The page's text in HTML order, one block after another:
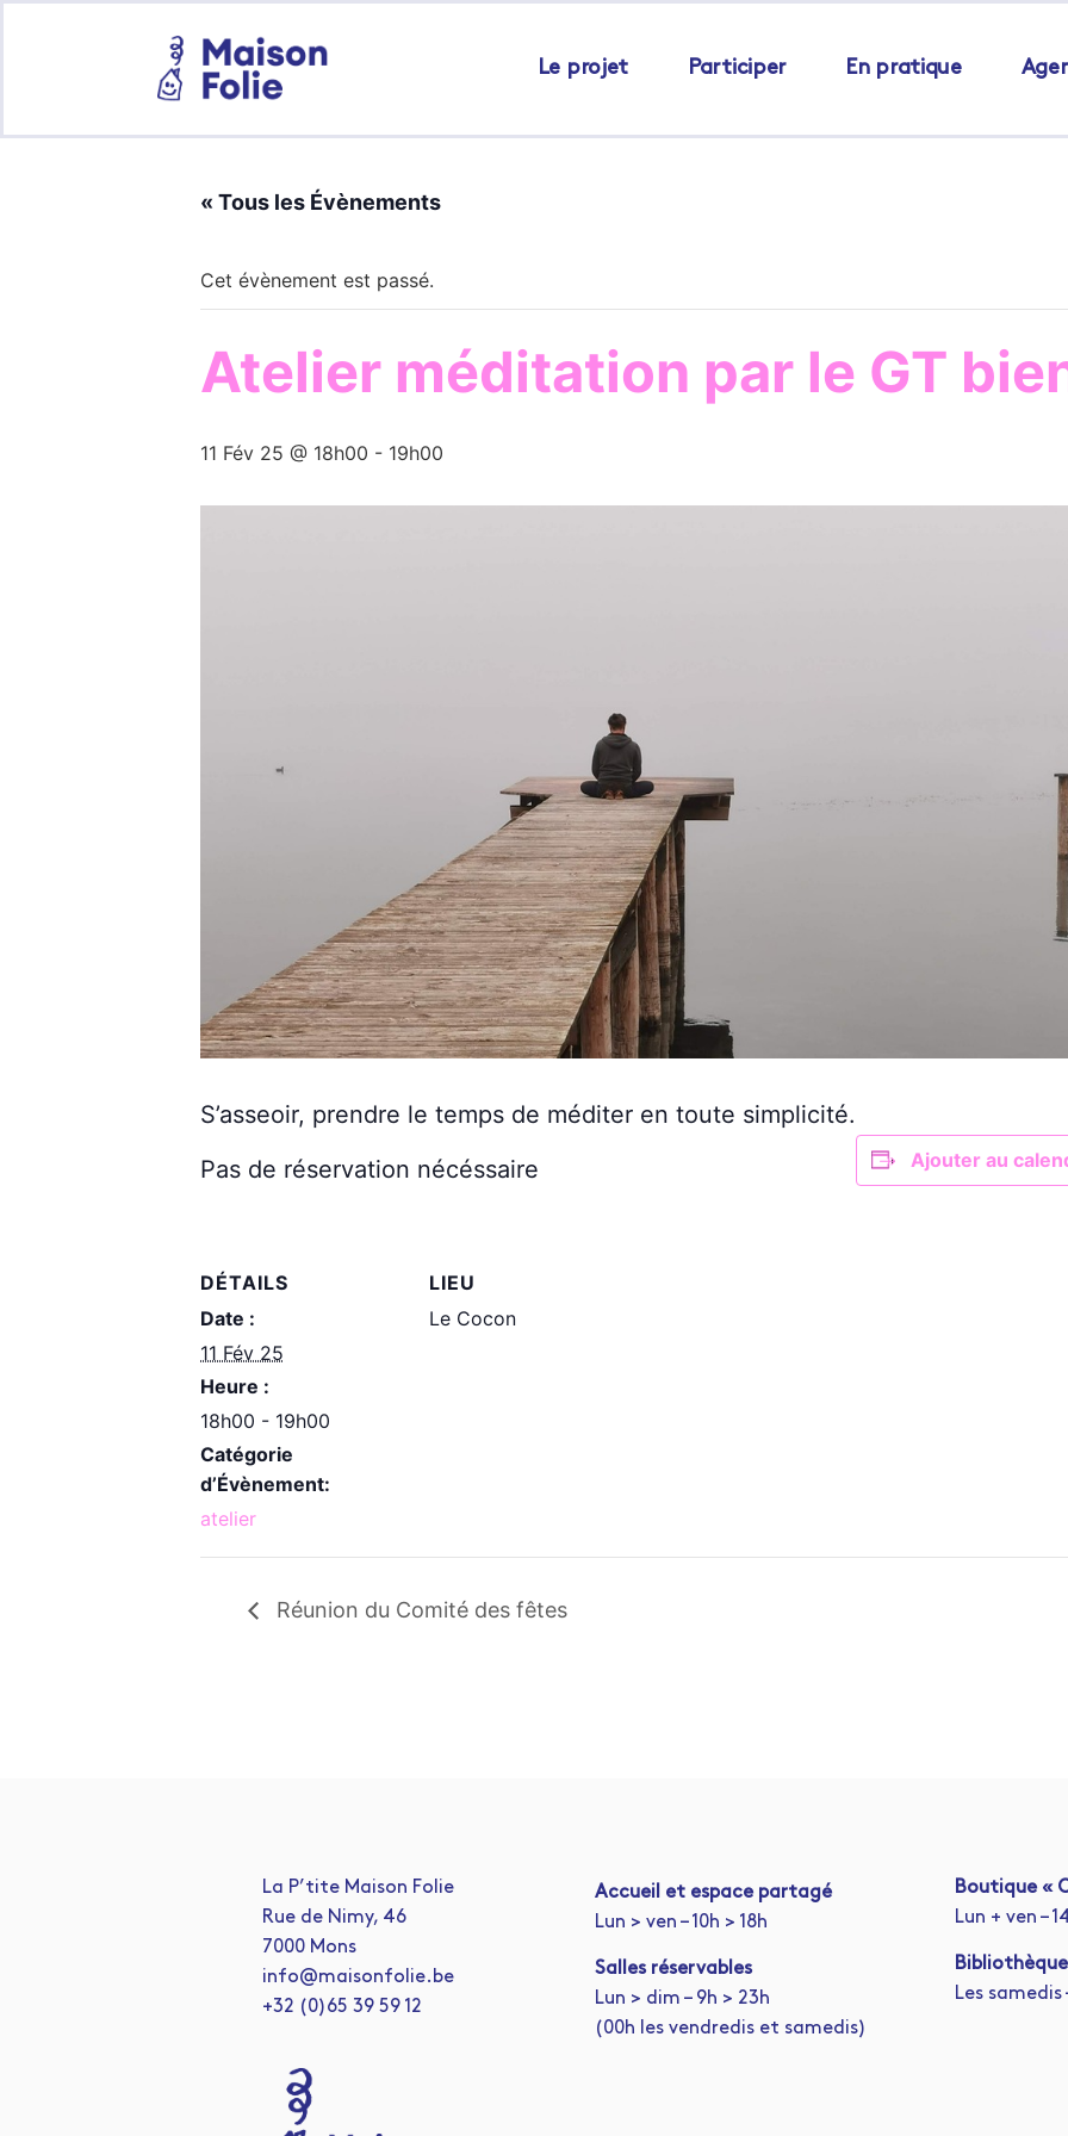
Le projet Participer En pratique
« Tous les Évènements
Cet évènement est passé.
Atelier méditation par le GT
11 Fév 25 @ 18h00 - 19h00
S’asseoir, prendre le temps de méditer en toute simplicité.
Pas de réservation nécéssaire
Ajouter au
DÉTAILS
Date :
11 Fév 25
Heure :
18h00 - 19h00
Catégorie
d’Évènement:
atelier
LIEU
Le Cocon
Réunion du Comité des fêtes
La P’tite Maison Folie
Rue de Nimy, 46
7000 Mons
info@maisonfolie.be
+32 (0)65 39 59 12
Accueil et espace partagé
Lun > ven – 10h > 18h
Salles réservables
Lun > dim – 9h > 23h
(00h les vendredis et samedis)
Boutique «
Lun + ven –
Les samedis